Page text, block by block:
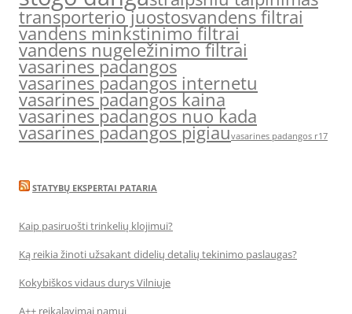
transporterio juostosvandens filtrai
vandens minkstinimo filtrai
vandens nugeležinimo filtrai
vasarines padangos
vasarines padangos internetu
vasarines padangos kaina
vasarines padangos nuo kada
vasarines padangos pigiauvasarines padangos r17
STATYBŲ EKSPERTAI PATARIA
Kaip pasiruošti trinkelių klojimui?
Ką reikia žinoti užsakant didelių detalių tekinimo paslaugas?
Kokybiškos vidaus durys Vilniuje
A++ reikalavimai namui